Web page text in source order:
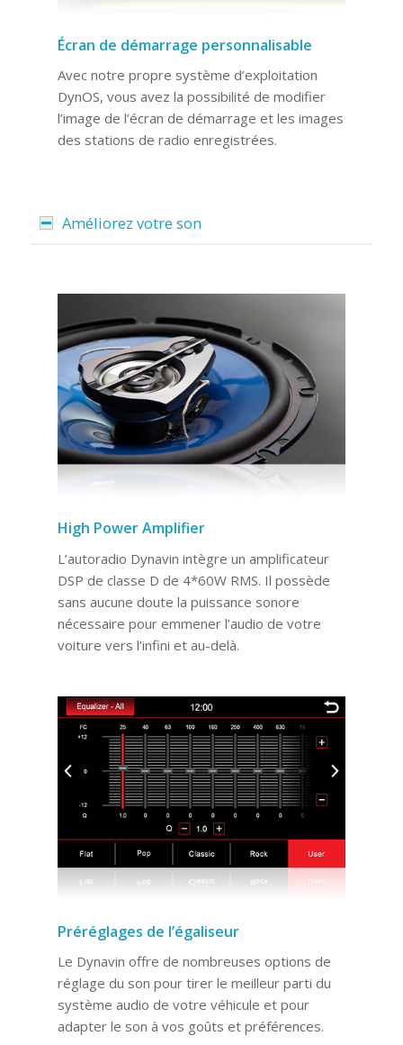
Écran de démarrage personnalisable
Avec notre propre système d’exploitation
DynOS, vous avez la possibilité de modifier
l’image de l’écran de démarrage et les images
des stations de radio enregistrées.
Améliorez votre son
High Power Amplifier
L’autoradio Dynavin intègre un amplificateur
DSP de classe D de 4*60W RMS. Il possède
sans aucune doute la puissance sonore
nécessaire pour emmener l’audio de votre
voiture vers l’infini et au-delà.
Préréglages de l’égaliseur
Le Dynavin offre de nombreuses options de
réglage du son pour tirer le meilleur parti du
système audio de votre véhicule et pour
adapter le son à vos goûts et préférences.